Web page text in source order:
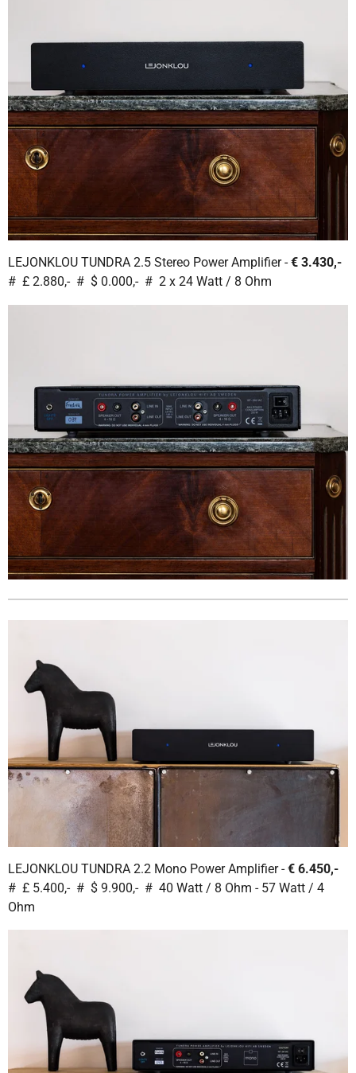
LEJONKLOU TUNDRA 2.5 Stereo Power Amplifier -€ 3.430,-
# £ 2.880,- # $ 0.000,- # 2 x 24 Watt / 8 Ohm
LEJONKLOU TUNDRA 2.2 Mono Power Amplifier -€ 6.450,-
# £ 5.400,- # $ 9.900,- # 40 Watt / 8 Ohm - 57 Watt / 4
Ohm